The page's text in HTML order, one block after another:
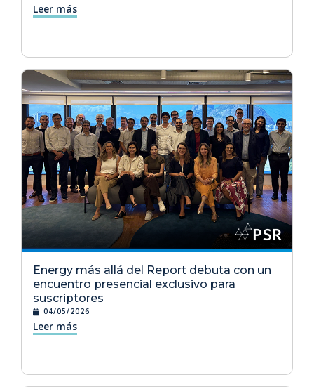
Leer más
Energy más allá del Report debuta con un
encuentro presencial exclusivo para
suscriptores
04/05/2026
Leer más